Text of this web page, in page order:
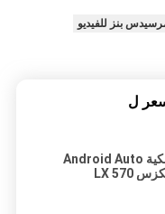
بنز للفيديو
ل
واجهة Lsailt اللاسلكية Android Auto
Carplay لسيارات لكزس LX 570